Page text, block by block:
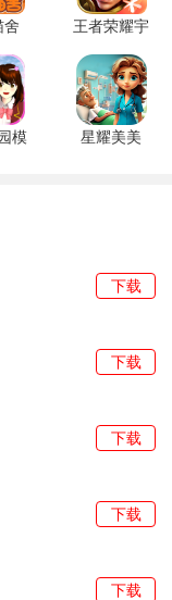
场景设计、诡异的
式体验。
游戏地图都会随机
使得每一次游戏都
，将民间传说中
了游戏独特的文
国传统文化的魅
有效降低脚步
存几率，胜过单
岭地图中收集散
地图中央的祭坛
舍
卓
王者荣耀宇
宙服
10.1.1.15
安卓版
模
星耀美美
下载
下载
下载
下载
下载